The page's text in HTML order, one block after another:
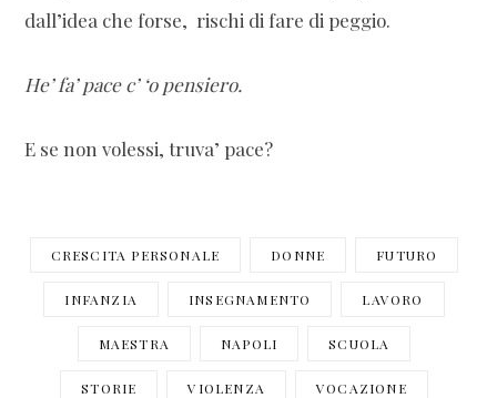
dall’idea che forse, rischi di fare di peggio.
He’ fa’ pace c’ ‘o pensiero.
E se non volessi, truva’ pace?
CRESCITA PERSONALE DONNE FUTURO
INFANZIA INSEGNAMENTO LAVORO
MAESTRA NAPOLI SCUOLA
STORIE VIOLENZA VOCAZIONE